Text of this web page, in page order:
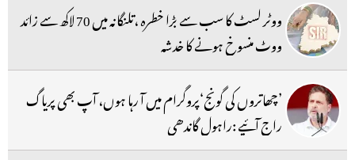
ووٹر لسٹ کا سب سے بڑا خطرہ ،تلنگانہ میں 70 لاکھ سے زائد
ووٹ منسوخ ہونے کا خدشہ
’چھاتروں کی گونج‘پروگرام میں آ رہا ہوں، آپ بھی پریاگ
راج آئیے :راہول گاندھی